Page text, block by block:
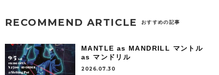
RECOMMEND ARTICLE おすすめの記事
MANTLE as MANDRILL マントル
as マンドリル
2026.07.30